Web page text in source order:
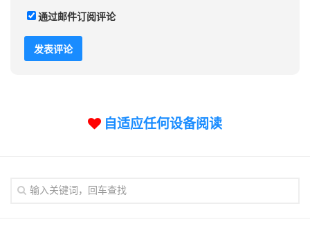
通过邮件订阅评论
自适应任何设备阅读